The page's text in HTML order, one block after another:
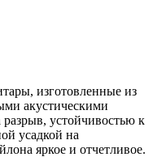
изготовленные из
акустическими
устойчивостью к
усадкой на
яркое и отчетливое.